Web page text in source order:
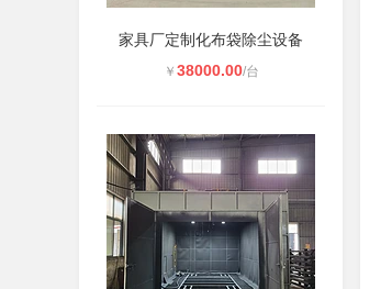
家具厂定制化布袋除尘设备
￥ 38000.00/台